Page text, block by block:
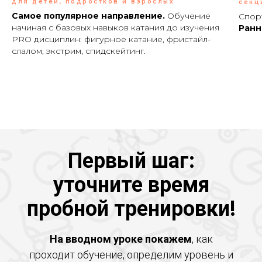
Самое популярное направление. Обучение
начиная с базовых навыков катания до изучения
PRO дисциплин: фигурное катание, фристайл-
слалом, экстрим, спидскейтинг.
Р
Первый шаг:
уточните время
пробной тренировки!
На вводном уроке покажем, как
проходит обучение, определим уровень и